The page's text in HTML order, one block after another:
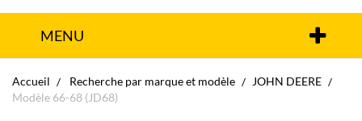
MENU
Accueil Recherche par marque et modèle
JOHN DEERE
Modèle 66-68 (JD68)